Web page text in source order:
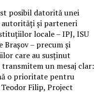
posibil datorită unei
și parteneri
locale – IPJ, ISU
Brașov – precum și
care au susținut
un mesaj clar:
o prioritate pentru
Filip, Project